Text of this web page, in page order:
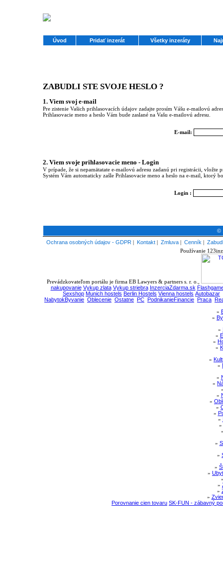
Úvod Pridať inzerát Všetky inzeráty
ZABUDLI STE SVOJE HESLO ?
1. Viem svoj e-mail
Pre zistenie Vašich prihlasovacích údajov zadajte prosím Vášu e-mailovú
Prihlasovacie meno a heslo Vám bude zaslané na Vašu e-mailovú adresu.
E-mail:
2. Viem svoje prihlasovacie meno - Login
V prípade, že si nepamätatate e-mailovú adresu zadanú pri registrácii, vložte
Systém Vám automaticky zašle Prihlasovacie meno a heslo na e-mail, ktorý
Login :
©
Ochrana osobných údajov - GDPR | Kontakt | Zmluva | Cenník |
Používanie
Prevádzkovateľom portálu je firma EB Lawyers & partners s. r. o.,
nakupovanie Vykup zlata Vykup striebra InzerciaZdarma.sk
Sexshop Munich hostels Berlin Hostels Vienna hostels Autobazar
NabytokByvanie Oblecenie Ostatne PC PodnikanieFinancie Praca
»
»
»
»
»
»
»
»
»
»
»
»
»
»
»
»
»
»
»
»
»
»
»
Porovnanie cien tovaru SK-FUN - zábavný